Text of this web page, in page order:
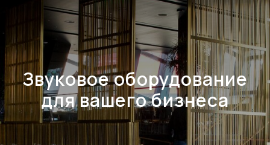
Звуковое оборудование
для вашего бизнеса